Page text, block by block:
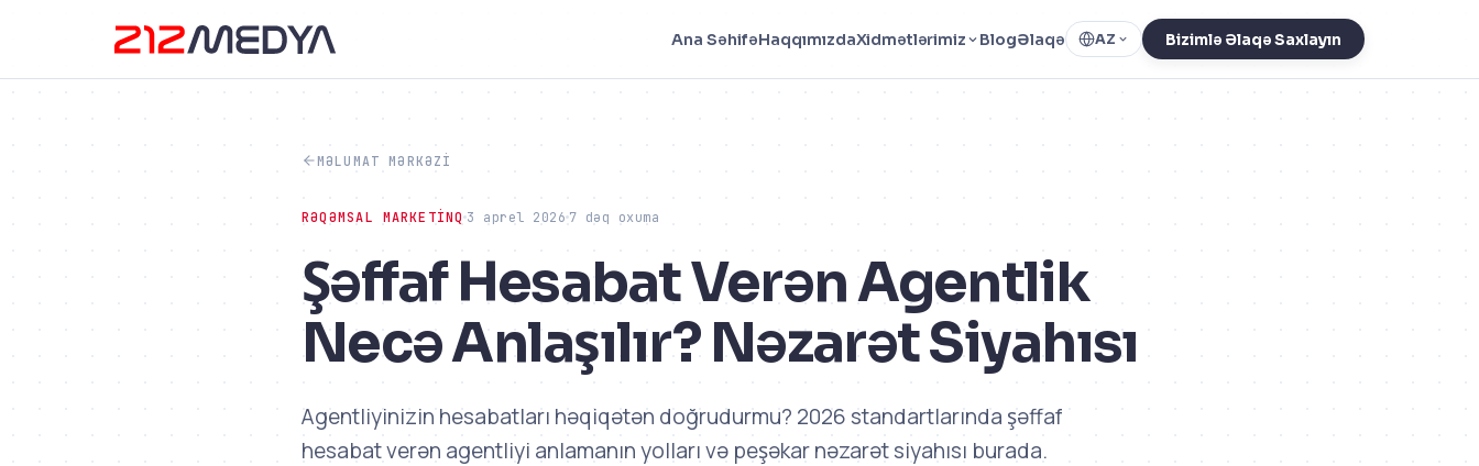
Ana SəhifəHaqqımızdaXidmətlərimiz BlogƏlaqə AZ Bizimlə Əlaqə Saxlayın
MƏLUMAT MƏRKƏZI
RƏQƏMSAL MARKETINQ 3 aprel 2026 7 dəq oxuma
Şəffaf Hesabat Verən Agentlik
Necə Anlaşılır? Nəzarət Siyahısı
Agentliyinizin hesabatları həqiqətən doğrudurmu? 2026 standartlarında şəffaf
hesabat verən agentliyi anlamanın yolları və peşəkar nəzarət siyahısı burada.